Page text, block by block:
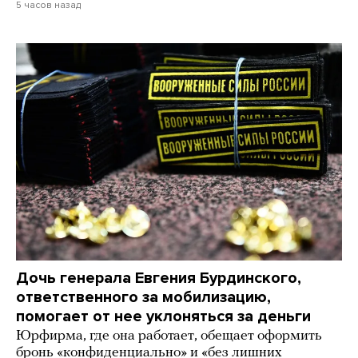
5 часов назад
Дочь генерала Евгения Бурдинского,
ответственного за мобилизацию,
помогает от нее уклоняться за деньги
Юрфирма, где она работает, обещает оформить
бронь «конфиденциально» и «без лишних